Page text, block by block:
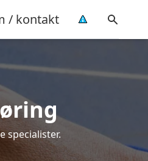
/ kontakt
specialister.